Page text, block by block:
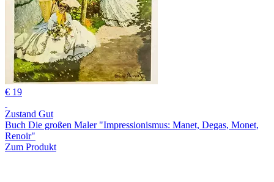
€ 19
Zustand Gut
Buch Die großen Maler "Impressionismus: Manet, Degas, Monet,
Renoir"
Zum Produkt